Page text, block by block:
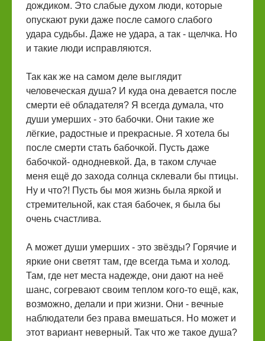
дождиком. Это слабые духом люди, которые
опускают руки даже после самого слабого
удара судьбы. Даже не удара, а так - щелчка. Но
и такие люди исправляются.
Так как же на самом деле выглядит
человеческая душа? И куда она девается после
смерти её обладателя? Я всегда думала, что
души умерших - это бабочки. Они такие же
лёгкие, радостные и прекрасные. Я хотела бы
после смерти стать бабочкой. Пусть даже
бабочкой- однодневкой. Да, в таком случае
меня ещё до захода солнца склевали бы птицы.
Ну и что?! Пусть бы моя жизнь была яркой и
стремительной, как стая бабочек, я была бы
очень счастлива.
А может души умерших - это звёзды? Горячие и
яркие они светят там, где всегда тьма и холод.
Там, где нет места надежде, они дают на неё
шанс, согревают своим теплом кого-то ещё, как,
возможно, делали и при жизни. Они - вечные
наблюдатели без права вмешаться. Но может и
этот вариант неверный. Так что же такое душа?